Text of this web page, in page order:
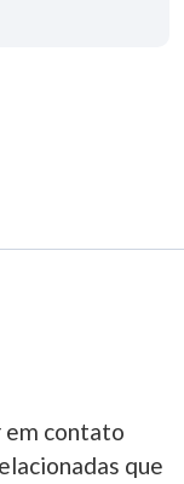
em contato
que